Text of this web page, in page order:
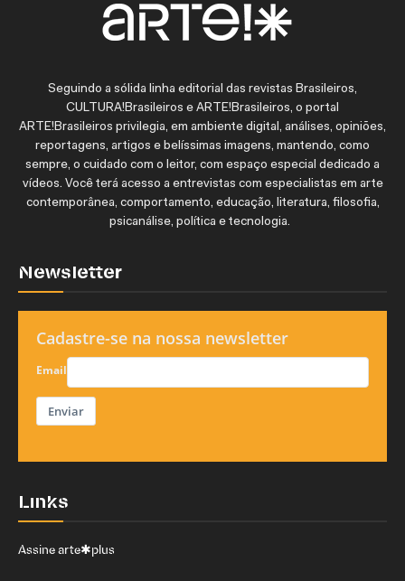
VIII Seminário Internacional Arte!Brasileiros:
Narrativas contra-hegemônicas - Dia 2 Mesa 3
Narrativas contra-hegemônicas - Dia 2 Mesa 4
01:39:41
Exposição - A dança dos mitos | Ogwa e Salmi
(avô e neta)
Um Defeito de Cor Youtube
George Love: além do tempo
03:58
Seguindo a sólida linha editorial das revistas Brasileiros,
CULTURA!Brasileiros e ARTE!Brasileiros, o portal
ARTE!Brasileiros privilegia, em ambiente digital, análises, opiniões,
reportagens, artigos e belíssimas imagens, mantendo, como
sempre, o cuidado com o leitor, com espaço especial dedicado a
vídeos. Você terá acesso a entrevistas com especialistas em arte
contemporânea, comportamento, educação, literatura, filosofia,
psicanálise, política e tecnologia.
Newsletter
Cadastre-se na nossa newsletter
Email
Enviar
Links
Assine arte✱plus